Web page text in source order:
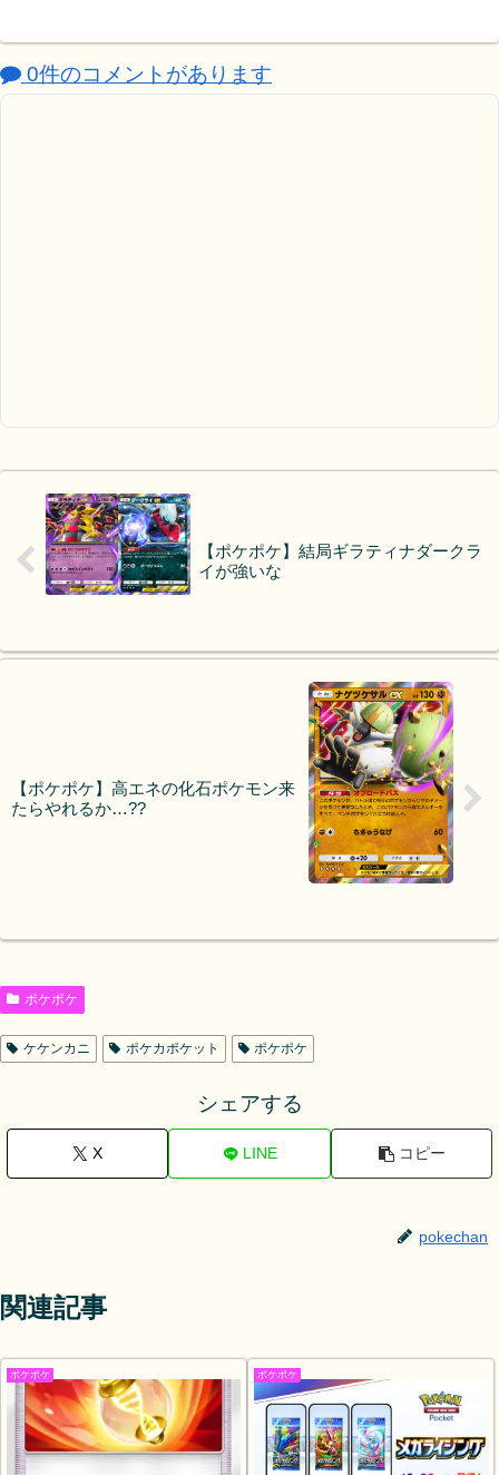
0件のコメントがあります
【ポケポケ】結局ギラティナダークラ
イが強いな
【ポケポケ】高エネの化石ポケモン来
たらやれるか…??
ポケポケ
ケケンカニ ポケカポケット ポケポケ
シェアする
X LINE コピー
pokechan
関連記事
ポケポケ ポケポケ